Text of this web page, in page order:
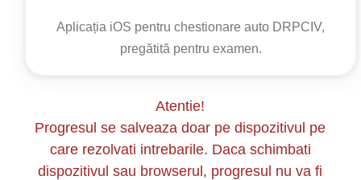
Aplicația iOS pentru chestionare auto DRPCIV,
pregătită pentru examen.
Atentie!
Progresul se salveaza doar pe dispozitivul pe
care rezolvati intrebarile. Daca schimbati
dispozitivul sau browserul, progresul nu va fi